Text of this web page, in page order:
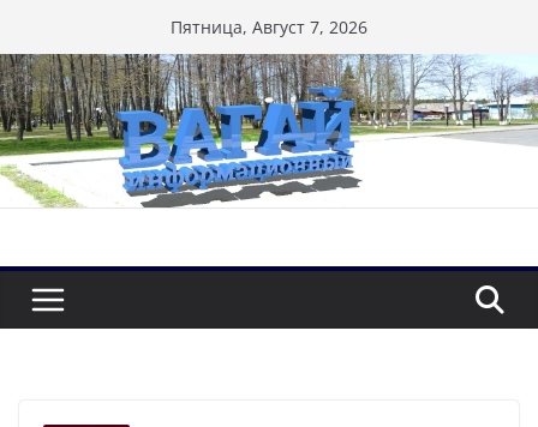
к
содержимому
Пятница, Август 7, 2026